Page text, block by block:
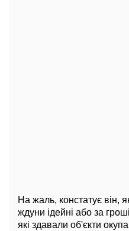
На жаль, констатує він,
ждуни ідейні або за
які здавали об'єкти